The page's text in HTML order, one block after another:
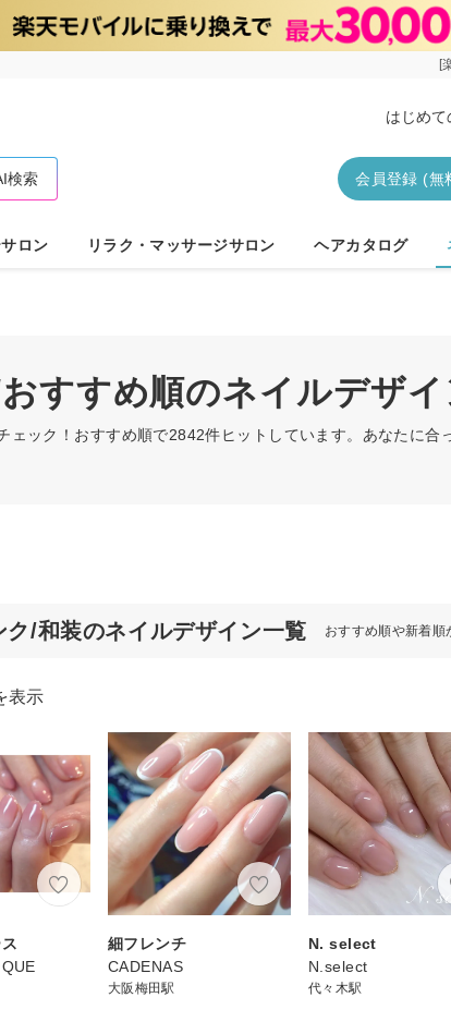
[
はじめて
会員登録 (無
検索
ロン リラク・マッサージサロン ヘアカタログ
すすめ順のネイルデザイ
ェック！おすすめ順で2842件ヒットしています。あなたに
ク/和装のネイルデザイン一覧 おすすめ順や新着順
表示
細フレンチ
CADENAS
大阪梅田駅
N. select
N.select
代々木駅